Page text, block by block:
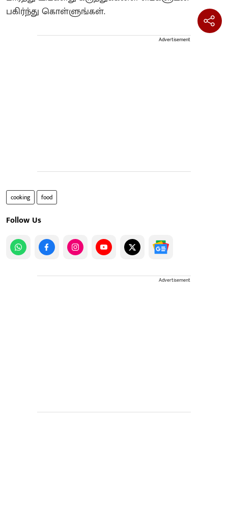
பகிர்ந்து கொள்ளுங்கள்.
Advertisement
cooking food
Follow Us
Advertisement